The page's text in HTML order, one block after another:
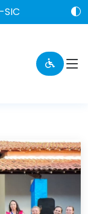
SIC